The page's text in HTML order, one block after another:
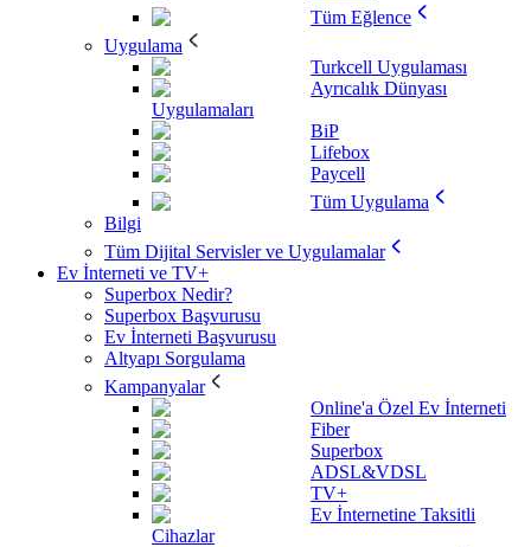
Tüm Eğlence
Uygulama
Turkcell Uygulaması
Ayrıcalık Dünyası
Uygulamaları
BiP
Lifebox
Paycell
Tüm Uygulama
Bilgi
Tüm Dijital Servisler ve Uygulamalar
Ev İnterneti ve TV+
Superbox Nedir?
Superbox Başvurusu
Ev İnterneti Başvurusu
Altyapı Sorgulama
Kampanyalar
Online'a Özel Ev İnterneti
Fiber
Superbox
ADSL&VDSL
TV+
Ev İnternetine Taksitli
Cihazlar